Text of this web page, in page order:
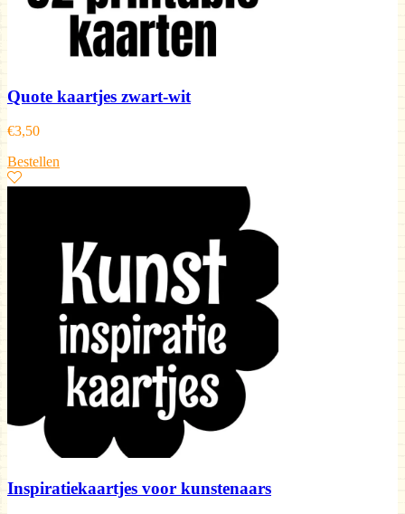
Quote kaartjes zwart-wit
€3,50
Bestellen
Inspiratiekaartjes voor kunstenaars